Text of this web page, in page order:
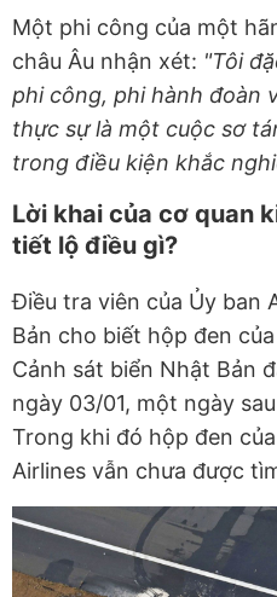
Một phi công của một
châu Âu nhận xét: "Tôi
phi công, phi hành đoàn
thực sự là một cuộc sơ
trong điều kiện khắc
Lời khai của cơ quan
tiết lộ điều gì?
Điều tra viên của Ủy ban
Bản cho biết hộp đen
Cảnh sát biển Nhật Bản
ngày 03/01, một ngày
Trong khi đó hộp đen
Airlines vẫn chưa được